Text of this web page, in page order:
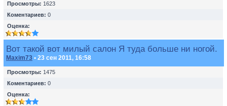
Просмотры: 1623
Коментариев: 0
Оценка:
Вот такой вот милый салон Я туда больше ни ногой.
Maxim73 • 23 сен 2011, 16:58
Просмотры: 1475
Коментариев: 0
Оценка: